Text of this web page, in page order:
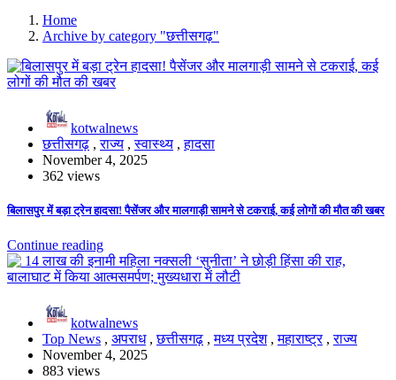
सच का प्रहरी
Home
Archive by category "छत्तीसगढ़"
kotwalnews
छत्तीसगढ़ ,राज्य ,स्वास्थ्य ,हादसा
November 4, 2025
362 views
बिलासपुर में बड़ा ट्रेन हादसा! पैसेंजर और मालगाड़ी सामने से टकराई, कई लोगों की मौत की खबर
Continue reading
kotwalnews
Top News , अपराध,छत्तीसगढ़ ,मध्य प्रदेश,महाराष्ट्र,राज्य
November 4, 2025
883 views